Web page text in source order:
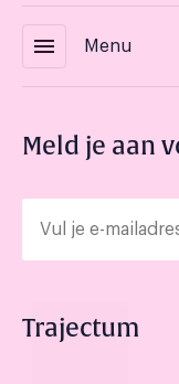
menu Menu
Meld je aan
Trajectum